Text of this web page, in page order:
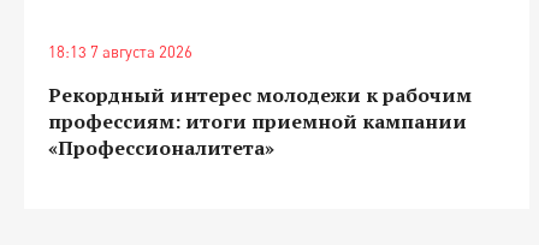
18:13 7 августа 2026
Рекордный интерес молодежи к рабочим
профессиям: итоги приемной кампании
«Профессионалитета»